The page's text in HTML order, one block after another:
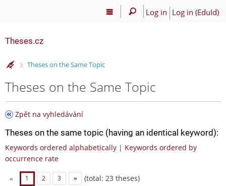
Log in Log in (EduId)
Theses.cz
>
Theses on the Same Topic
Theses on the Same Topic
Zpět na vyhledávání
Theses on the same topic (having an identical keyword):
Keywords ordered alphabetically | Keywords ordered by
occurrence rate
« 1 2 3 » (total: 23 theses)